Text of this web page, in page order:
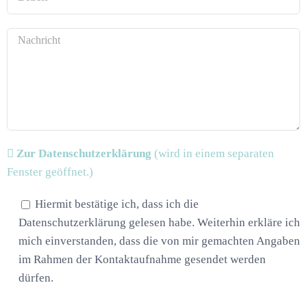
Zur Datenschutzerklärung (wird in einem separaten
Fenster geöffnet.)
Hiermit bestätige ich, dass ich die
Datenschutzerklärung gelesen habe. Weiterhin erkläre ich
mich einverstanden, dass die von mir gemachten Angaben
im Rahmen der Kontaktaufnahme gesendet werden
dürfen.